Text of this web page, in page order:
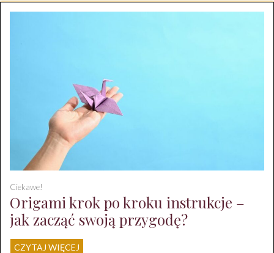
Origami krok po kroku instrukcje –
jak zacząć swoją przygodę?
Ciekawe!
CZYTAJ WIĘCEJ